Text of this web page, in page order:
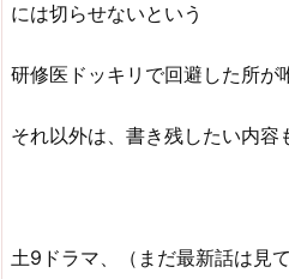
には切らせないという
研修医ドッキリで回避した所が
それ以外は、書き残したい内容
土9ドラマ、（まだ最新話は見